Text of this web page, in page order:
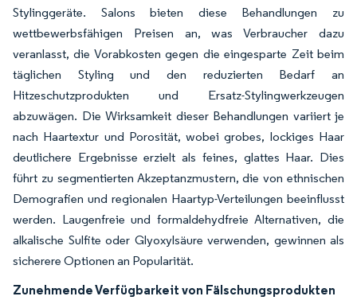
Stylinggeräte. Salons bieten diese Behandlungen zu
wettbewerbsfähigen Preisen an, was Verbraucher dazu
veranlasst, die Vorabkosten gegen die eingesparte Zeit beim
täglichen Styling und den reduzierten Bedarf an
Hitzeschutzprodukten und Ersatz-Stylingwerkzeugen
abzuwägen. Die Wirksamkeit dieser Behandlungen variiert je
nach Haartextur und Porosität, wobei grobes, lockiges Haar
deutlichere Ergebnisse erzielt als feines, glattes Haar. Dies
führt zu segmentierten Akzeptanzmustern, die von ethnischen
Demografien und regionalen Haartyp-Verteilungen beeinflusst
werden. Laugenfreie und formaldehydfreie Alternativen, die
alkalische Sulfite oder Glyoxylsäure verwenden, gewinnen als
sicherere Optionen an Popularität.
Zunehmende Verfügbarkeit von Fälschungsprodukten